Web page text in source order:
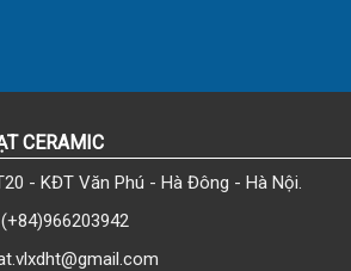
CERAMIC
- KĐT Văn Phú - Hà Đông - Hà Nội.
(+84)966203942